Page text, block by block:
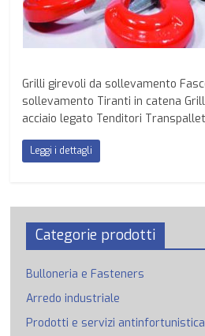
Grilli girevoli da sollevamento
sollevamento Tiranti in catena
acciaio legato Tenditori Transpallet
Leggi i dettagli
Categorie prodotti
Bulloneria e Fasteners
Arredo industriale
Prodotti e servizi antinfortunistica